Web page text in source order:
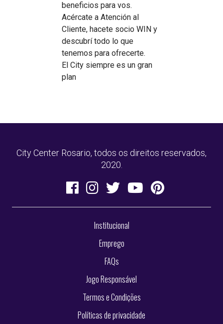
beneficios para vos.
Acércate a Atención al
Cliente, hacete socio WIN y
descubrí todo lo que
tenemos para ofrecerte.
El City siempre es un gran
plan
City Center Rosario, todos os direitos reservados,
2020.
Institucional
Emprego
FAQs
Jogo Responsável
Termos e Condições
Políticas de privacidade